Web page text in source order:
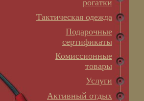
рогатки
Тактическая одежда
Подарочные
сертификаты
Комиссионные
товары
Услуги
Активный отдых